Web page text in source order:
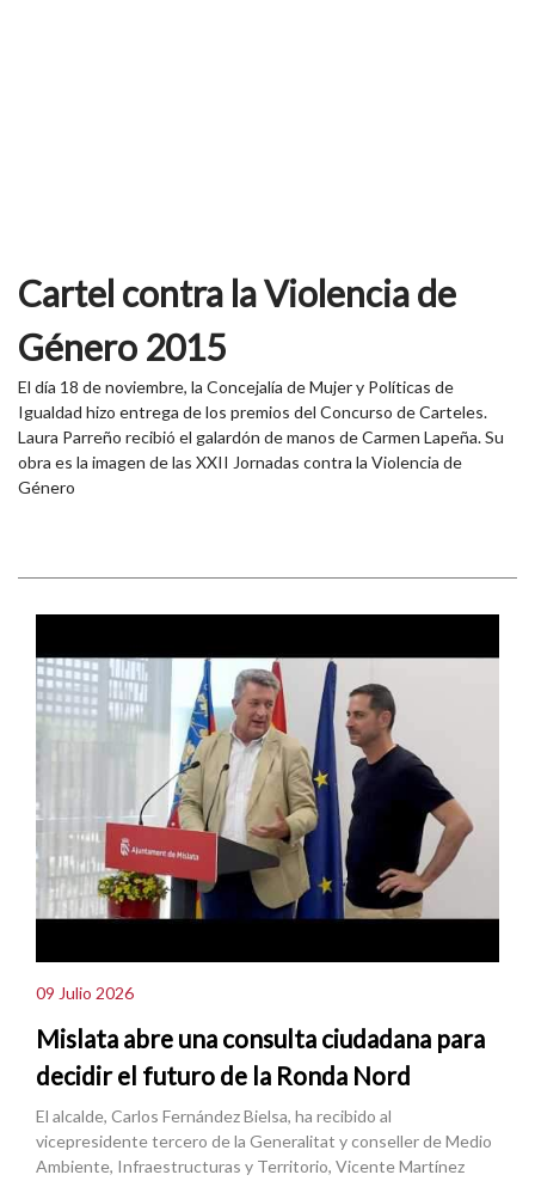
Cartel contra la Violencia de
Género 2015
El día 18 de noviembre, la Concejalía de Mujer y Políticas de
Igualdad hizo entrega de los premios del Concurso de Carteles.
Laura Parreño recibió el galardón de manos de Carmen Lapeña. Su
obra es la imagen de las XXII Jornadas contra la Violencia de
Género
09 Julio 2026
Mislata abre una consulta ciudadana para
decidir el futuro de la Ronda Nord
El alcalde, Carlos Fernández Bielsa, ha recibido al
vicepresidente tercero de la Generalitat y conseller de Medio
Ambiente, Infraestructuras y Territorio, Vicente Martínez